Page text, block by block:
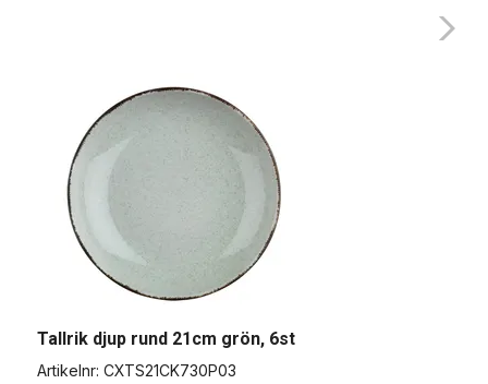
Tallrik djup rund 21cm grön, 6st
Artikelnr: CXTS21CK730P03